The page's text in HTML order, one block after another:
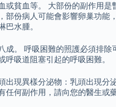
貧血等。 大部份的副作用是
份病人可能會影響卵巢功能
巴水腫。
。 呼吸困難的照護必須排除
吸道阻塞引起的呼吸困難。
現異樣分泌物：乳頭出現分
何副作用，請向您的醫生或